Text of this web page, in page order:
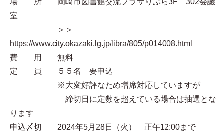
場 所 岡崎市図書館交流プラザりぶら3F 302会議
室
＞＞
https://www.city.okazaki.lg.jp/libra/805/p014008.html
費 用 無料
定 員 ５５名 要申込
※大変好評なため増席対応していますが
締切日に定数を超えている場合は抽選とな
ります
申込〆切 2024年5月28日（火） 正午12:00まで